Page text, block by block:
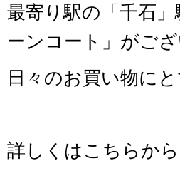
最寄り駅の「千石
ーンコート」がござ
日々のお買い物に
詳しくはこちらから